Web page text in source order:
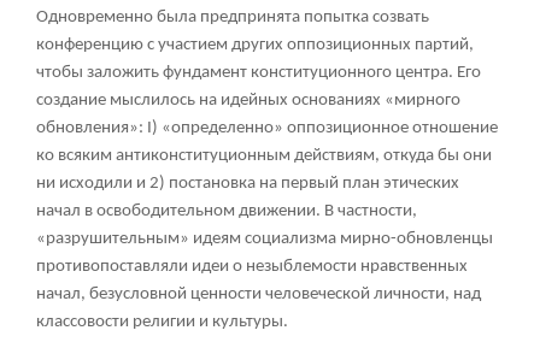
Одновременно была предпринята попытка созвать
конференцию с участием других оппозиционных партий,
чтобы заложить фундамент конституционного центра. Его
создание мыслилось на идейных основаниях «мирного
обновления»: I) «определенно» оппозиционное отношение
ко всяким антиконституционным действиям, откуда бы они
ни исходили и 2) постановка на первый план этических
начал в освободительном движении. В частности,
«разрушительным» идеям социализма мирно-обновленцы
противопоставляли идеи о незыблемости нравственных
начал, безусловной ценности человеческой личности, над
классовости религии и культуры.